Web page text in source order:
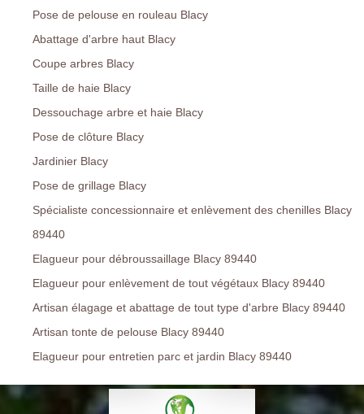
Pose de pelouse en rouleau Blacy
Abattage d'arbre haut Blacy
Coupe arbres Blacy
Taille de haie Blacy
Dessouchage arbre et haie Blacy
Pose de clôture Blacy
Jardinier Blacy
Pose de grillage Blacy
Spécialiste concessionnaire et enlèvement des chenilles Blacy
89440
Elagueur pour débroussaillage Blacy 89440
Elagueur pour enlèvement de tout végétaux Blacy 89440
Artisan élagage et abattage de tout type d'arbre Blacy 89440
Artisan tonte de pelouse Blacy 89440
Elagueur pour entretien parc et jardin Blacy 89440